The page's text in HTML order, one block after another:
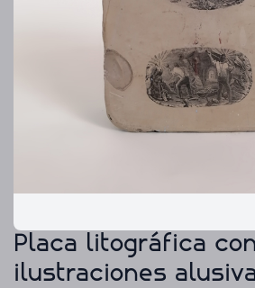
Placa litográfica
ilustraciones